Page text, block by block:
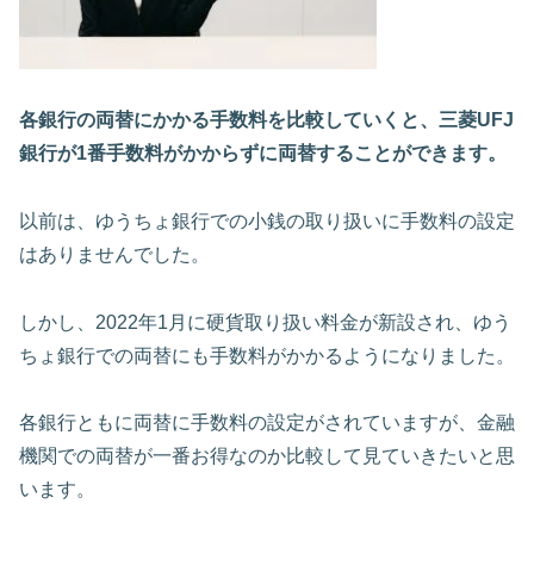
各銀行の両替にかかる手数料を比較していくと、三菱UFJ
銀行が1番手数料がかからずに両替することができます。
以前は、ゆうちょ銀行での小銭の取り扱いに手数料の設定
はありませんでした。
しかし、2022年1月に硬貨取り扱い料金が新設され、ゆう
ちょ銀行での両替にも手数料がかかるようになりました。
各銀行ともに両替に手数料の設定がされていますが、金融
機関での両替が一番お得なのか比較して見ていきたいと思
います。